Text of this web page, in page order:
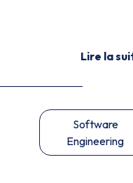
Lire la
Software
Engineering